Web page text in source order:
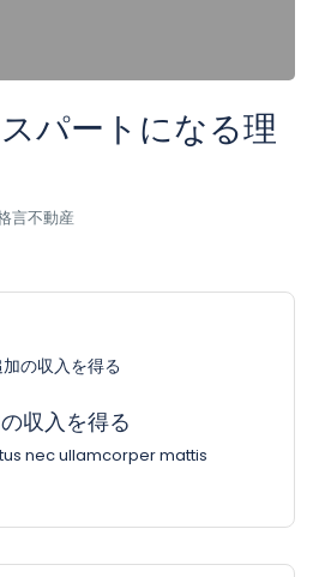
パートになる理
言不動産
収入を得る
nec ullamcorper mattis